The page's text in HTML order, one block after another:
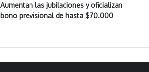
Aumentan las jubilaciones y oficializan
bono previsional de hasta $70.000